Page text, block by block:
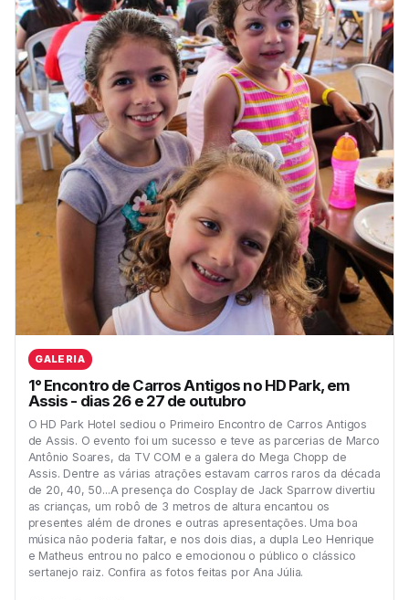
GALERIA
1° Encontro de Carros Antigos no HD Park, em
Assis - dias 26 e 27 de outubro
O HD Park Hotel sediou o Primeiro Encontro de Carros Antigos
de Assis. O evento foi um sucesso e teve as parcerias de Marco
Antônio Soares, da TV COM e a galera do Mega Chopp de
Assis. Dentre as várias atrações estavam carros raros da década
de 20, 40, 50...A presença do Cosplay de Jack Sparrow divertiu
as crianças, um robô de 3 metros de altura encantou os
presentes além de drones e outras apresentações. Uma boa
música não poderia faltar, e nos dois dias, a dupla Leo Henrique
e Matheus entrou no palco e emocionou o público o clássico
sertanejo raiz. Confira as fotos feitas por Ana Júlia.